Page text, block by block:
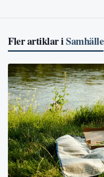
Fler artiklar iSamhälle